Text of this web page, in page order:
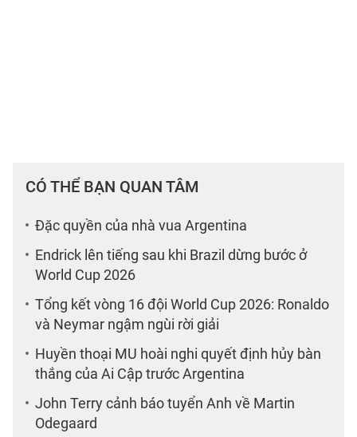
CÓ THỂ BẠN QUAN TÂM
Đặc quyền của nhà vua Argentina
Endrick lên tiếng sau khi Brazil dừng bước ở
World Cup 2026
Tổng kết vòng 16 đội World Cup 2026: Ronaldo
và Neymar ngậm ngùi rời giải
Huyền thoại MU hoài nghi quyết định hủy bàn
thắng của Ai Cập trước Argentina
John Terry cảnh báo tuyển Anh về Martin
Odegaard